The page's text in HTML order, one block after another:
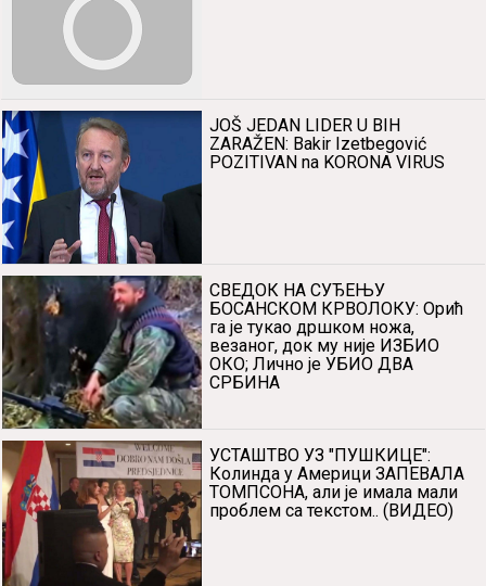
JOŠ JEDAN LIDER U BIH
ZARAŽEN: Bakir Izetbegović
POZITIVAN na KORONA VIRUS
СВЕДОК НА СУЂЕЊУ
БОСАНСКОМ КРВОЛОКУ: Орић
га је тукао дршком ножа,
везаног, док му није ИЗБИО
ОКО; Лично је УБИО ДВА
СРБИНА
УСТАШТВО УЗ "ПУШКИЦЕ":
Колинда у Америци ЗАПЕВАЛА
ТОМПСОНА, али је имала мали
проблем са текстом.. (ВИДЕО)